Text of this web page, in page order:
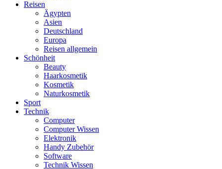
Reisen
Ägypten
Asien
Deutschland
Europa
Reisen allgemein
Schönheit
Beauty
Haarkosmetik
Kosmetik
Naturkosmetik
Sport
Technik
Computer
Computer Wissen
Elektronik
Handy Zubehör
Software
Technik Wissen